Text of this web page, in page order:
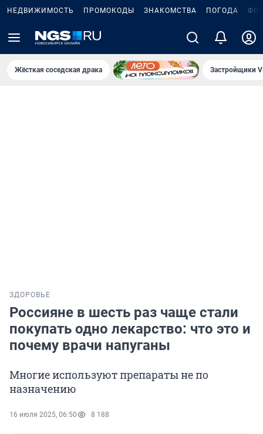
НЕДВИЖИМОСТЬ ПРОМОКОДЫ ЗНАКОМСТВА ПОГОДА
Жёсткая соседская драка Застройщики
ЗДОРОВЬЕ
Россияне в шесть раз чаще стали
покупать одно лекарство: что это и
почему врачи напуганы
Многие используют препараты не по
назначению
16 июля 2025, 06:50 8 188